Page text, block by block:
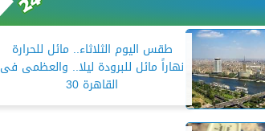
طقس اليوم الثلاثاء.. مائل للحرارة
نهاراً مائل للبرودة ليلا.. والعظمى فى
القاهرة 30